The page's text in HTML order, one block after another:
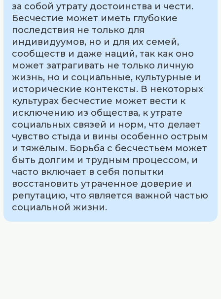
за собой утрату достоинства и чести.
Бесчестие может иметь глубокие
последствия не только для
индивидуумов, но и для их семей,
сообществ и даже наций, так как оно
может затрагивать не только личную
жизнь, но и социальные, культурные и
исторические контексты. В некоторых
культурах бесчестие может вести к
исключению из общества, к утрате
социальных связей и норм, что делает
чувство стыда и вины особенно острым
и тяжёлым. Борьба с бесчестьем может
быть долгим и трудным процессом, и
часто включает в себя попытки
восстановить утраченное доверие и
репутацию, что является важной частью
социальной жизни.